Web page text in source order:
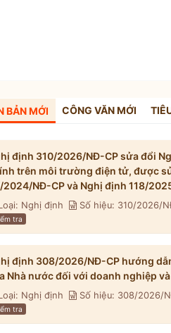
BẢN MỚI CÔNG VĂN MỚI
định 310/2026/NĐ-CP sửa đổi
trên môi trường điện tử, được
2024/NĐ-CP và Nghị định 118/
Nghị định Số hiệu: 310/2026/
tra
định 308/2026/NĐ-CP hướng
Nhà nước đối với doanh nghiệp
Nghị định Số hiệu: 308/2026/
tra